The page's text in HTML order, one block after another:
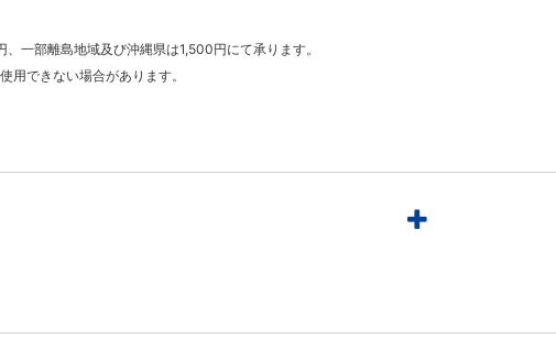
一部離島地域及び沖縄県は1,500円にて承ります。
用できない場合があります。